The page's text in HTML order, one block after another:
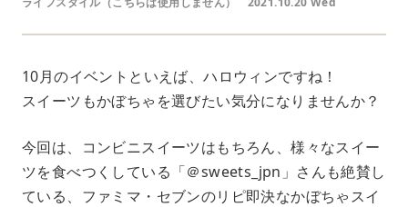
10月のイベントといえば、ハロウィンですね！
スイーツもかぼちゃを選びたい気分になりませんか？
今回は、コンビニスイーツはもちろん、様々なスイー
ツを食べつくしている「＠sweets_jpn」さんも絶賛し
ている、ファミマ・セブンのリピ即決なかぼちゃスイ